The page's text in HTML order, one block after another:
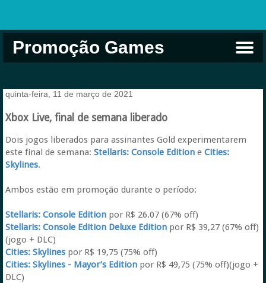
Promoção Games
quinta-feira, 11 de março de 2021
Xbox Live, final de semana liberado
Dois jogos liberados para assinantes Gold experimentarem
este final de semana: Stellaris: Console Editione Cities:
Skylines.
Ambos estão em promoção durante o período:
Stellaris: Console Editionpor R$ 26.07 (67% off)
Stellaris: Console Edition Deluxe Edition por R$ 39,27 (67% off)
(jogo + DLC)
Cities: Skylinespor R$ 19,75 (75% off)
Cities: Skylines - Mayor’s Editionpor R$ 49,75 (75% off)(jogo +
DLC)